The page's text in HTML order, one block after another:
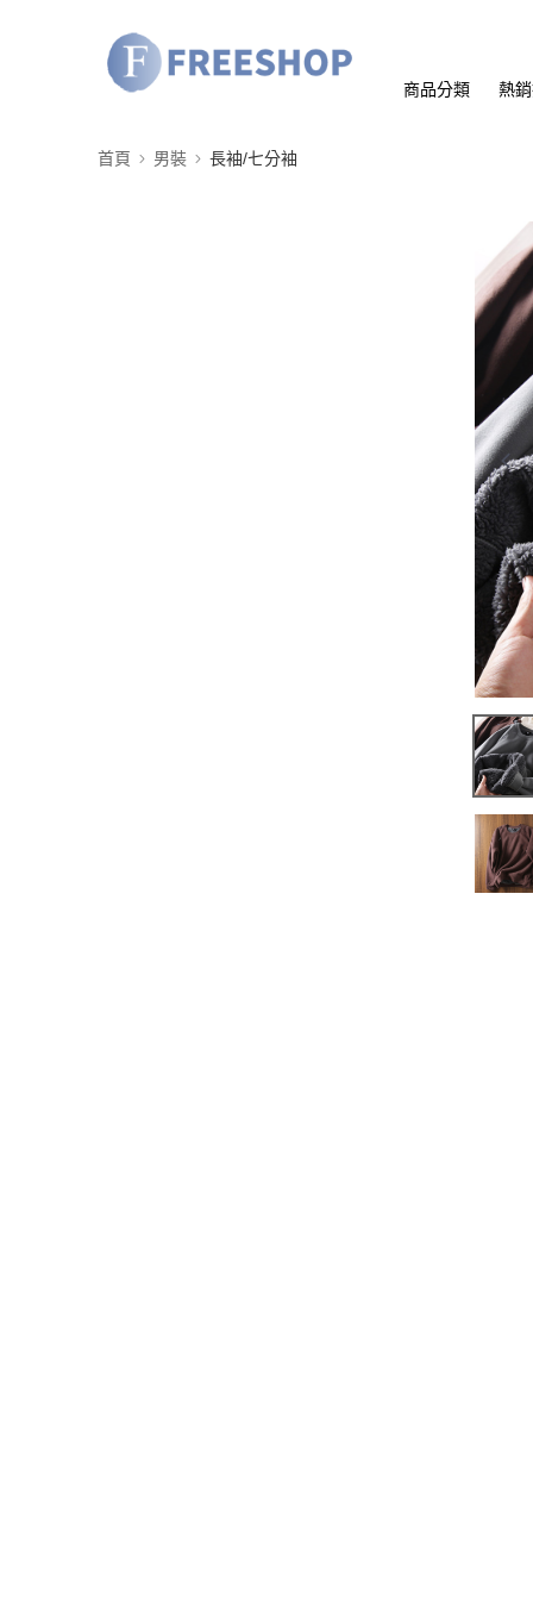
商品分類 熱
首頁 男裝 長袖/七分袖